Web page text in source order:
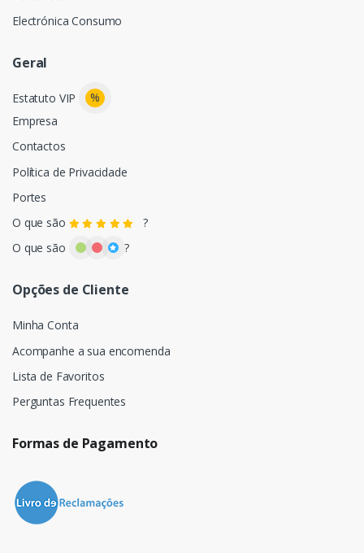
Electrónica Consumo
Geral
Estatuto VIP
%
Empresa
Contactos
Política de Privacidade
Portes
O que são
?
O que são
?
Opções de Cliente
Minha Conta
Acompanhe a sua encomenda
Lista de Favoritos
Perguntas Frequentes
Formas de Pagamento